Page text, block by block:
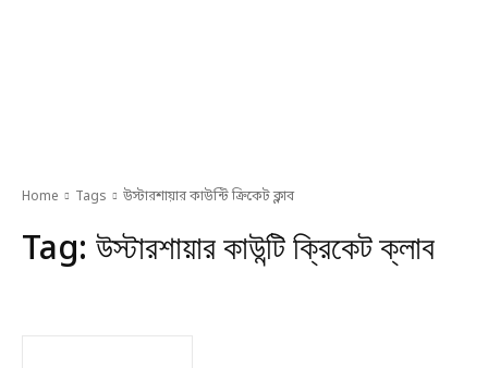
Home Tags উস্টারশায়ার কাউন্টি ক্রিকেট ক্লাব
Tag: উস্টারশায়ার কাউন্টি ক্রিকেট ক্লাব